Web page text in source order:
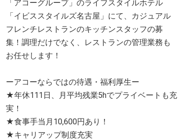
「アコーグループ」のライフスタイルホテル
「イビススタイルズ名古屋」にて、カジュアル
フレンチレストランのキッチンスタッフの募
集！調理だけでなく、レストランの管理業務も
お任せします！
ーアコーならではの待遇・福利厚生ー
★年休111日、月平均残業5hでプライベートも充
実！
★食事手当月10,600円あり！
★キャリアップ制度充実